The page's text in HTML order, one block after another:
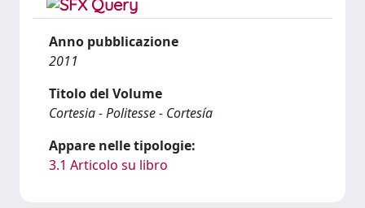
Anno pubblicazione
2011
Titolo del Volume
Cortesia - Politesse - Cortesía
Appare nelle tipologie:
3.1 Articolo su libro